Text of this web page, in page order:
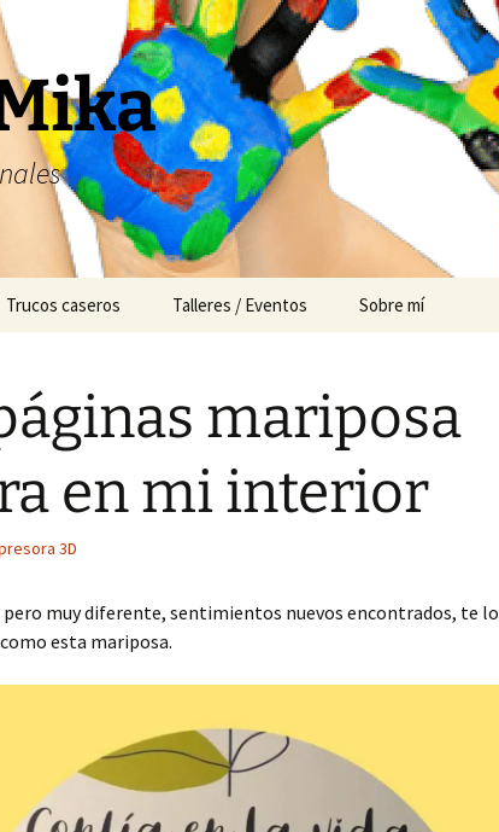
Trucos caseros Talleres / Eventos
Mesas dulces
Animación
Sobre mí
mariposa
en mi interior
3D
pero muy diferente, sentimientos nuevos encontrados, te lo
esta mariposa.